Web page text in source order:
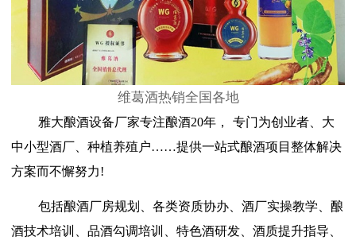
维葛酒热销全国各地
雅大酿酒设备厂家专注酿酒20年， 专门为创业者、大
中小型酒厂、种植养殖户……提供一站式酿酒项目整体解决
方案而不懈努力!
包括酿酒厂房规划、各类资质协办、酒厂实操教学、酿
酒技术培训、品酒勾调培训、特色酒研发、酒质提升指导、